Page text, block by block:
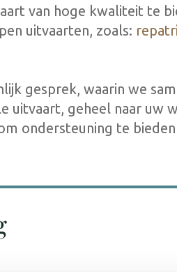
van hoge kwaliteit te
uitvaarten, zoals:
gesprek, waarin we
geheel naar uw
ondersteuning te